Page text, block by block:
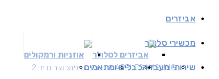
אביזרים
אביזרים לסלולר אוזניות ורמקולים
מכשירי סלולר
SAMSUNG
APPLEמכשירים זאפמכשירים יד 2 שירותי מעבדהכבלים ומתאמים